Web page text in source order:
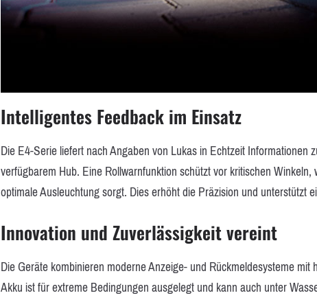
Intelligentes Feedback im Einsatz
Die E4-Serie liefert nach Angaben von Lukas in Echtzeit Informationen
verfügbarem Hub. Eine Rollwarnfunktion schützt vor kritischen
optimale Ausleuchtung sorgt. Dies erhöht die Präzision und unterstützt
Innovation und Zuverlässigkeit vereint
Die Geräte kombinieren moderne Anzeige- und Rückmeldesysteme
Akku ist für extreme Bedingungen ausgelegt und kann auch unter